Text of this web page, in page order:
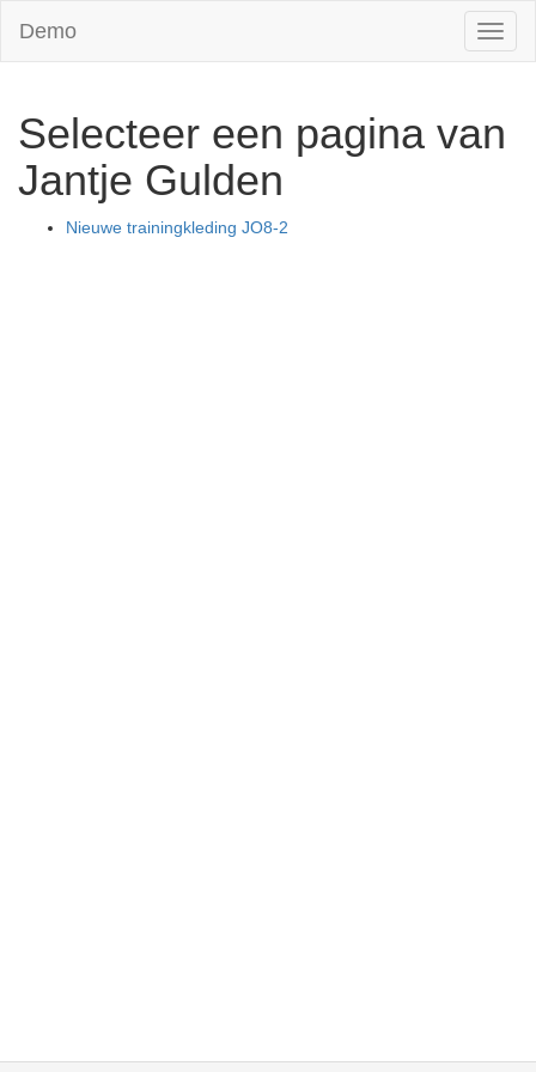
Demo
Selecteer een pagina van
Jantje Gulden
Nieuwe trainingkleding JO8-2